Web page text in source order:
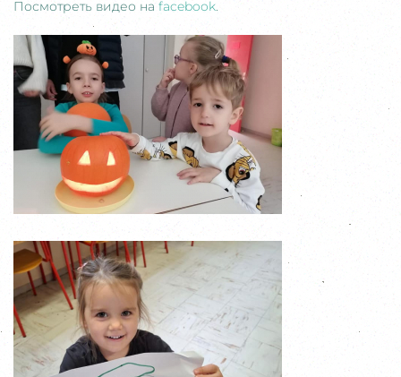
Посмотреть видео на facebook.